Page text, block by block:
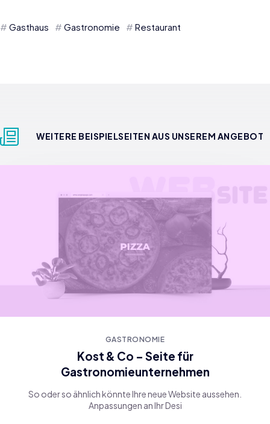
Gasthaus Gastronomie Restaurant
WEITERE BEISPIELSEITEN AUS UNSEREM ANGEBOT
GASTRONOMIE
Kost & Co – Seite für
Gastronomieunternehmen
So oder so ähnlich könnte Ihre neue Website aussehen.
Anpassungen an Ihr Desi